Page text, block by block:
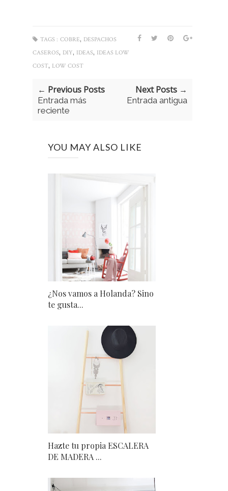
TAGS : COBRE, DESPACHOS
CASEROS, DIY, IDEAS, IDEAS LOW
COST, LOW COST
← Previous Posts
Entrada más
reciente
Next Posts →
Entrada antigua
YOU MAY ALSO LIKE
¿Nos vamos a Holanda? Sino
te gusta...
Hazte tu propia ESCALERA
DE MADERA ...